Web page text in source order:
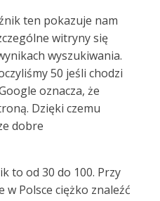
ten pokazuje nam
witryny się
wyszukiwania.
50 jeśli chodzi
oznacza, że
Dzięki czemu
dobre
to od 30 do 100. Przy
w Polsce ciężko znaleźć